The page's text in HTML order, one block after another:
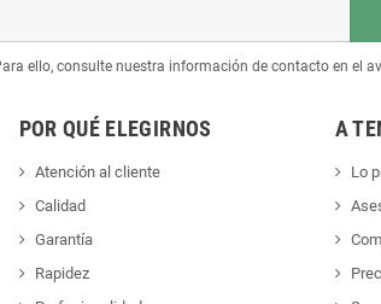
ello, consulte nuestra información de contacto en el
POR QUÉ ELEGIRNOS
Atención al cliente
Calidad
Garantía
Rapidez
A
Lo